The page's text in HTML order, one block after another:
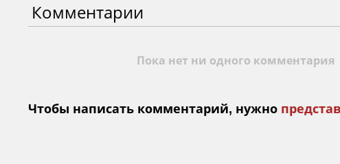
Комментарии
Пока нет ни одного комментария
Чтобы написать комментарий, нужно